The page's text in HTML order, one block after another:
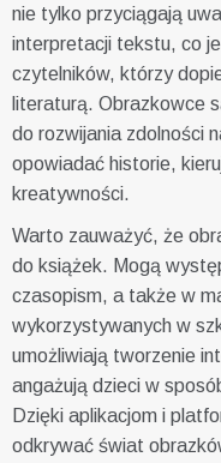
nie tylko przyciągają
interpretacji tekstu, co
czytelników, którzy
literaturą. Obrazkowce
do rozwijania zdolności
opowiadać historie,
kreatywności.
Warto zauważyć, że
do książek. Mogą
czasopism, a także w
wykorzystywanych w
umożliwiają tworzenie
angażują dzieci w
Dzięki aplikacjom i
odkrywać świat